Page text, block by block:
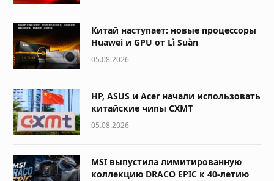
Китай наступает: новые процессоры
Huawei и GPU от Lì Suàn
05.08.2026
HP, ASUS и Acer начали использовать
китайские чипы CXMT
05.08.2026
MSI выпустила лимитированную
коллекцию DRACO EPIC к 40-летию